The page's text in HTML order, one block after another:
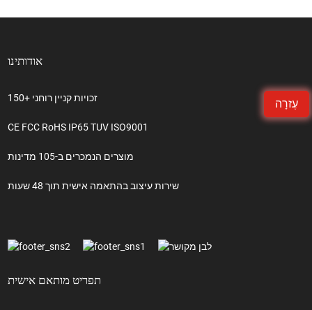
עֶזרָה
אודותינו
150+ זכויות קניין רוחני
CE FCC RoHS IP65 TUV ISO9001
מוצרים הנמכרים ב-105 מדינות
שירות עיצוב בהתאמה אישית תוך 48 שעות
תפריט מותאם אישית